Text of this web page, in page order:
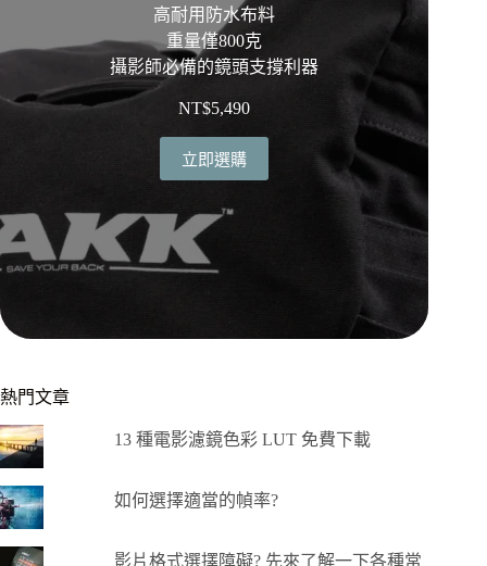
高耐用防水布料
重量僅800克
攝影師必備的鏡頭支撐利器
NT$5,490
立即選購
熱門文章
13 種電影濾鏡色彩 LUT 免費下載
如何選擇適當的幀率?
影片格式選擇障礙? 先來了解一下各種常